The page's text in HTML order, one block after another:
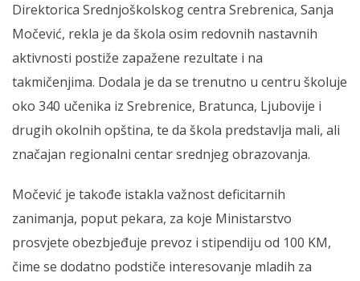
Direktorica Srednjoškolskog centra Srebrenica, Sanja
Močević, rekla je da škola osim redovnih nastavnih
aktivnosti postiže zapažene rezultate i na
takmičenjima. Dodala je da se trenutno u centru školuje
oko 340 učenika iz Srebrenice, Bratunca, Ljubovije i
drugih okolnih opština, te da škola predstavlja mali, ali
značajan regionalni centar srednjeg obrazovanja.
Močević je takođe istakla važnost deficitarnih
zanimanja, poput pekara, za koje Ministarstvo
prosvjete obezbjeđuje prevoz i stipendiju od 100 KM,
čime se dodatno podstiče interesovanje mladih za